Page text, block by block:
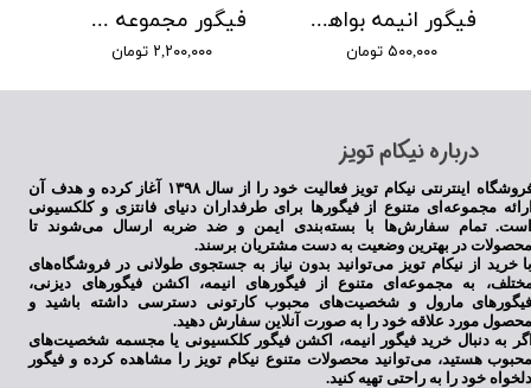
فیگور مجموعه سیلورمون
۲,۲۰۰,۰۰۰ تومان
فیگور انیمه بواهانگوک
۵۰۰,۰۰۰ تومان
​درباره نیکام تویز
فروشگاه اینترنتی نیکام تویز فعالیت خود را از سال ۱۳۹۸ آغاز کرده و هدف آن
مجموعه‌ای متنوع از فیگورها برای طرفداران دنیای فانتزی و کلکسیونی
تمام سفارش‌ها با بسته‌بندی ایمن و ضد ضربه ارسال می‌شوند تا
در بهترین وضعیت به دست مشتریان برسند.
خرید از نیکام تویز می‌توانید بدون نیاز به جستجوی طولانی در فروشگاه‌های
به مجموعه‌ای متنوع از فیگورهای انیمه، اکشن فیگورهای دیزنی،
مارول و شخصیت‌های محبوب کارتونی دسترسی داشته باشید و
مورد علاقه خود را به صورت آنلاین سفارش دهید.
به دنبال خرید فیگور انیمه، اکشن فیگور کلکسیونی یا مجسمه شخصیت‌های
هستید، می‌توانید محصولات متنوع نیکام تویز را مشاهده کرده و فیگور
خود را به راحتی تهیه کنید.